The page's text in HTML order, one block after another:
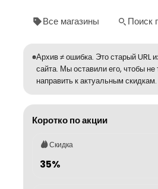
Все магазины Поиск
Архив ≠ ошибка. Это старый URL
сайта. Мы оставили его, чтобы не
направить к актуальным скидкам.
Коротко по акции
Скидка
35%